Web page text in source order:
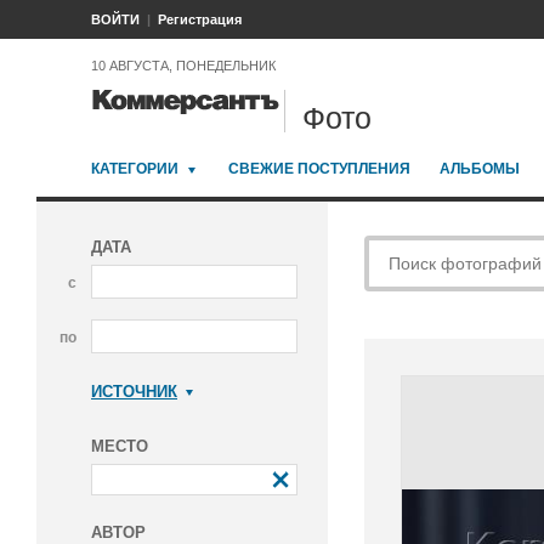
ВОЙТИ Регистрация
10 АВГУСТА, ПОНЕДЕЛЬНИК
Фото
КАТЕГОРИИ СВЕЖИЕ ПОСТУПЛЕНИЯ АЛЬБОМЫ
ДАТА
с
по
ИСТОЧНИК
МЕСТО
АВТОР